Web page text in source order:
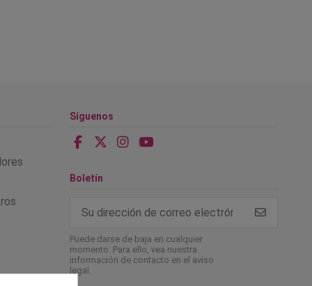
Síguenos
Boletín
Puede darse de baja en cualquier
momento. Para ello, vea nuestra
información de contacto en el aviso
legal.